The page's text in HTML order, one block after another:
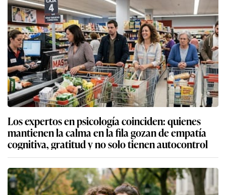
Los expertos en psicología coinciden: quienes
mantienen la calma en la fila gozan de empatía
cognitiva, gratitud y no solo tienen autocontrol